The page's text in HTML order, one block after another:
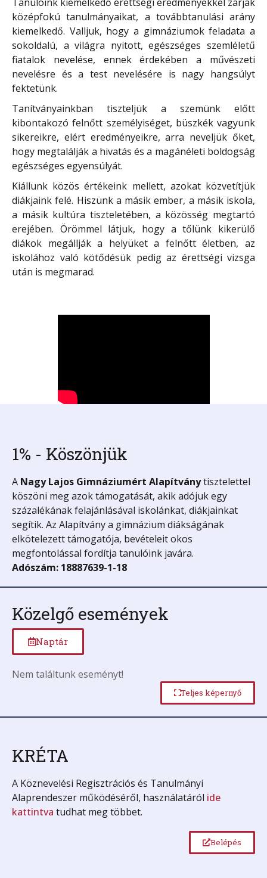
középfokú tanulmányaikat, a továbbtanulási arány
kiemelkedő. Valljuk, hogy a gimnáziumok feladata a
sokoldalú, a világra nyitott, egészséges szemléletű
fiatalok nevelése, ennek érdekében a művészeti
nevelésre és a test nevelésére is nagy hangsúlyt
fektetünk.
Tanítványainkban tiszteljük a szemünk előtt
kibontakozó felnőtt személyiséget, büszkék vagyunk
sikereikre, elért eredményeikre, arra neveljük őket,
hogy megtalálják a hivatás és a magánéleti boldogság
egészséges egyensúlyát.
Kiállunk közös értékeink mellett, azokat közvetítjük
diákjaink felé. Hiszünk a másik ember, a másik iskola,
a másik kultúra tiszteletében, a közösség megtartó
erejében. Örömmel látjuk, hogy a tőlünk kikerülő
diákok megállják a helyüket a felnőtt életben, az
iskolához való kötődésük pedig az érettségi vizsga
után is megmarad.
1% - Köszönjük
A Nagy Lajos Gimnáziumért Alapítványtisztelettel
köszöni meg azok támogatását, akik adójuk egy
százalékának felajánlásával iskolánkat, diákjainkat
segítik. Az Alapítvány a gimnázium diákságának
elkötelezett támogatója, bevételeit okos
megfontolással fordítja tanulóink javára.
Adószám: 18887639-1-18
Közelgő események
Naptár
Nem találtunk eseményt!
Teljes képernyő
KRÉTA
A Köznevelési Regisztrációs és Tanulmányi
Alaprendeszer működéséről, használatáról ide
kattintva tudhat meg többet.
Belépés